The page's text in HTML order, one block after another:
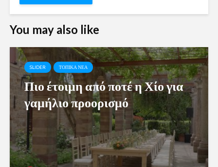
You may also like
SLIDER ΤΟΠΙΚΑ ΝΕΑ
Πιο έτοιμη από ποτέ η Χίο για
γαμήλιο προορισμό